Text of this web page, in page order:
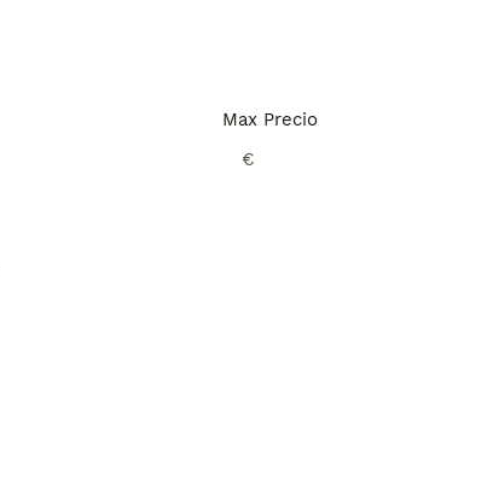
Max Precio
€